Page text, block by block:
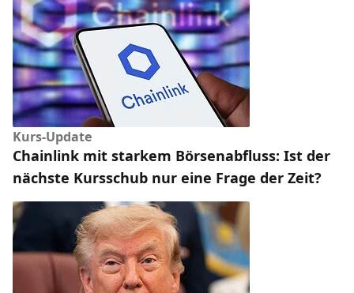
Kurs-Update
Chainlink mit starkem Börsenabfluss: Ist der
nächste Kursschub nur eine Frage der Zeit?